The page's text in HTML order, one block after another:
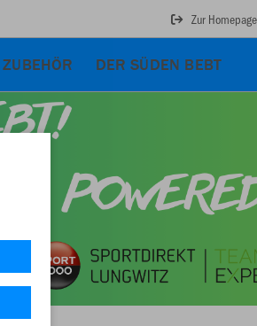
Zur
ZUBEHÖR DER SÜDEN BEBT